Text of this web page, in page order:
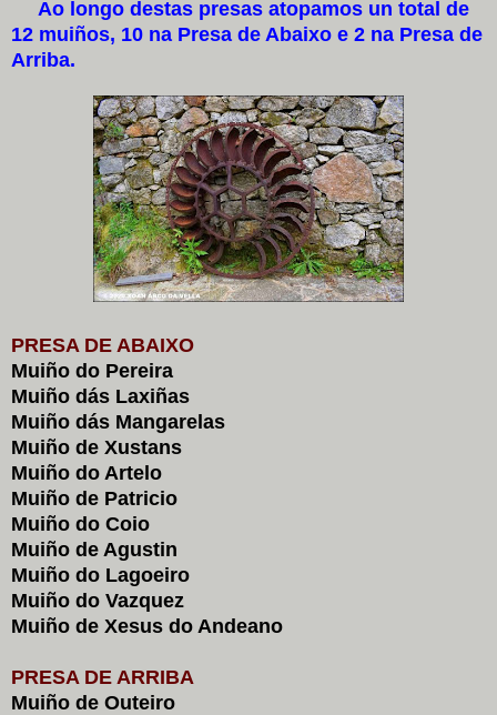
Ao longo destas presas atopamos un total de
12 muiños, 10 na Presa de Abaixo e 2 na Presa de
Arriba.
PRESA DE ABAIXO
Muiño do Pereira
Muiño dás Laxiñas
Muiño dás Mangarelas
Muiño de Xustans
Muiño do Artelo
Muiño de Patricio
Muiño do Coio
Muiño de Agustin
Muiño do Lagoeiro
Muiño do Vazquez
Muiño de Xesus do Andeano
PRESA DE ARRIBA
Muiño de Outeiro